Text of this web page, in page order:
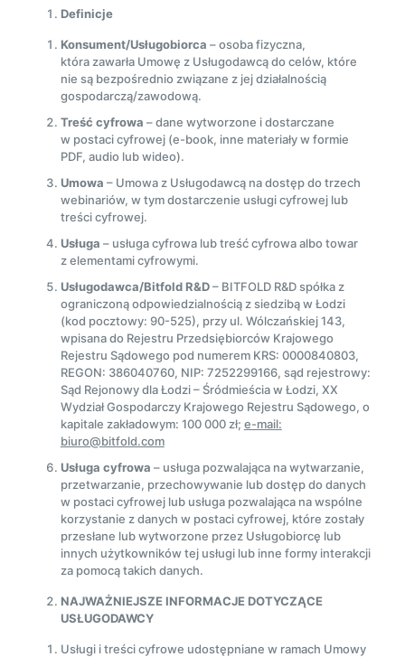
Definicje
Konsument/Usługobiorca – osoba fizyczna,
która zawarła Umowę z Usługodawcą do celów, które
nie są bezpośrednio związane z jej działalnością
gospodarczą/zawodową.
Treść cyfrowa – dane wytworzone i dostarczane
w postaci cyfrowej (e-book, inne materiały w formie
PDF, audio lub wideo).
Umowa – Umowa z Usługodawcą na dostęp do trzech
webinariów, w tym dostarczenie usługi cyfrowej lub
treści cyfrowej.
Usługa – usługa cyfrowa lub treść cyfrowa albo towar
z elementami cyfrowymi.
Usługodawca/Bitfold R&D– BITFOLD R&D spółka z
ograniczoną odpowiedzialnością z siedzibą w Łodzi
(kod pocztowy: 90-525), przy ul. Wólczańskiej 143,
wpisana do Rejestru Przedsiębiorców Krajowego
Rejestru Sądowego pod numerem KRS: 0000840803,
REGON: 386040760, NIP: 7252299166, sąd rejestrowy:
Sąd Rejonowy dla Łodzi – Śródmieścia w Łodzi, XX
Wydział Gospodarczy Krajowego Rejestru Sądowego, o
kapitale zakładowym: 100 000 zł; e-mail:
biuro@bitfold.com
Usługa cyfrowa – usługa pozwalająca na wytwarzanie,
przetwarzanie, przechowywanie lub dostęp do danych
w postaci cyfrowej lub usługa pozwalająca na wspólne
korzystanie z danych w postaci cyfrowej, które zostały
przesłane lub wytworzone przez Usługobiorcę lub
innych użytkowników tej usługi lub inne formy interakcji
za pomocą takich danych.
NAJWAŻNIEJSZE INFORMACJE DOTYCZĄCE
USŁUGODAWCY
Usługi i treści cyfrowe udostępniane w ramach Umowy